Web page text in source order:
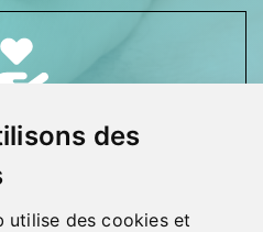
des
utilise des cookies et
une différence
nos fondations en
participant aux